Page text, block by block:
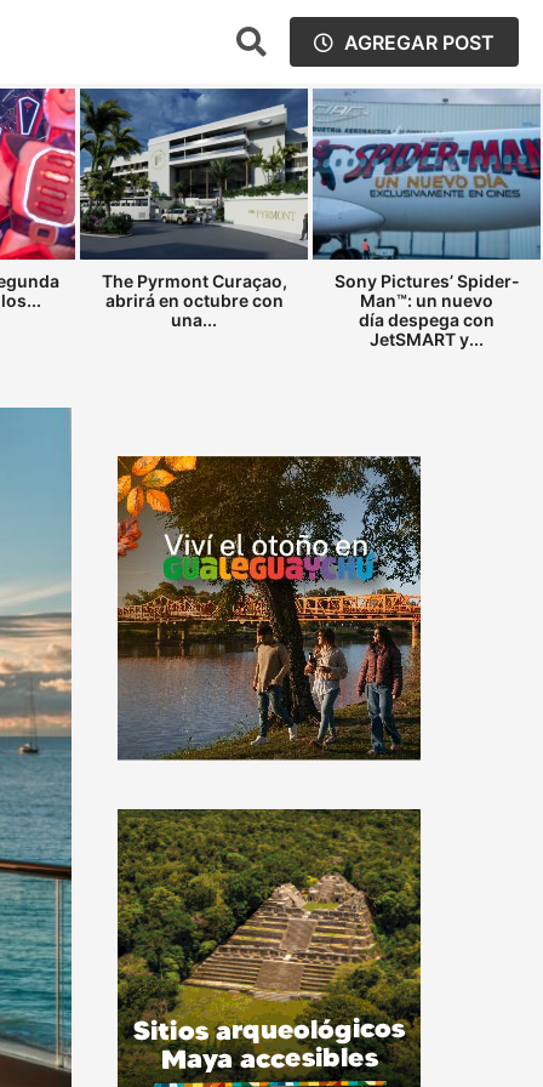
AGREGAR POST
The Pyrmont Curaçao,
abrirá en octubre con
una...
Sony Pictures’ Spider-
Man™: un nuevo
día despega con
JetSMART y...